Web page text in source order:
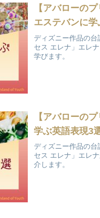
【アバローの
エステバンに
ディズニー作品の
セス エレナ」エレ
学びます。
【アバローの
学ぶ英語表現3
ディズニー作品の
セス エレナ」エレ
介します。